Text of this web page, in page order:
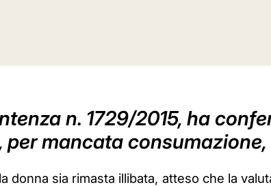
n. 1729/2015, ha
mancata
donna sia rimasta illibata, atteso che la